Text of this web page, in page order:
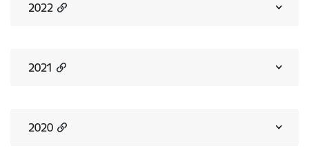
2022
2021
2020